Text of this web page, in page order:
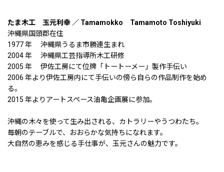
たま木工 玉元利幸 ／ Tamamokko Tamamoto Toshiyuki
沖縄県国頭郡在住
1977 年 沖縄県うるま市勝連生まれ
2004 年 沖縄県工芸指導所木工研修
2005 年 伊佐工房にて位牌「トートーメー」製作手伝い
2006 年より伊佐工房内にて手伝いの傍ら自らの作品制作を始め
る。
2015 年よりアートスペース油亀企画展に参加。
沖縄の木々を使って生み出される、カトラリーやうつわたち。
毎朝のテーブルで、おおらかな気持ちになれます。
大自然の恵みを感じる手仕事が、玉元さんの魅力です。